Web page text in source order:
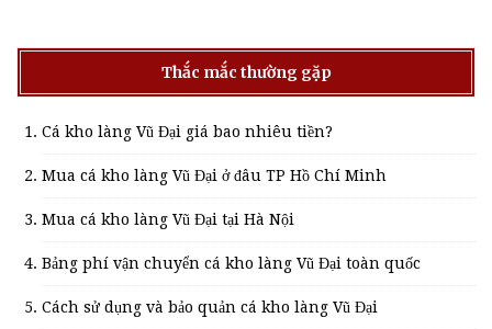
Thắc mắc thường gặp
Cá kho làng Vũ Đại giá bao nhiêu tiền?
Mua cá kho làng Vũ Đại ở đâu TP Hồ Chí Minh
Mua cá kho làng Vũ Đại tại Hà Nội
Bảng phí vận chuyển cá kho làng Vũ Đại toàn quốc
Cách sử dụng và bảo quản cá kho làng Vũ Đại